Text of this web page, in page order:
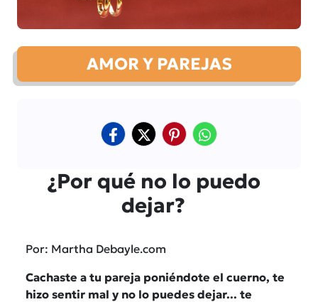
AMOR Y PAREJAS
¿Por qué no lo puedo
dejar?
Por: Martha Debayle.com
Cachaste a tu pareja poniéndote el cuerno, te
hizo sentir mal y no lo puedes dejar... te